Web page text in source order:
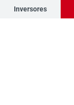
Inversores